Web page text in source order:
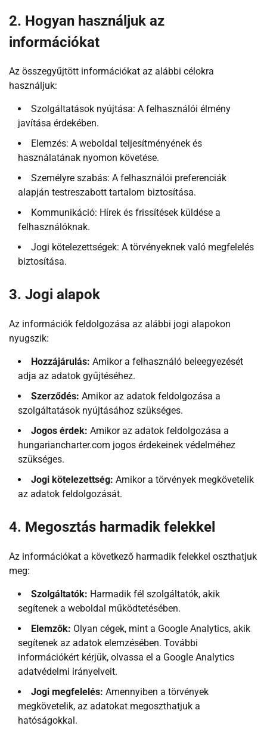
2. Hogyan használjuk az
információkat
Az összegyűjtött információkat az alábbi célokra
használjuk:
Szolgáltatások nyújtása: A felhasználói élmény
javítása érdekében.
Elemzés: A weboldal teljesítményének és
használatának nyomon követése.
Személyre szabás: A felhasználói preferenciák
alapján testreszabott tartalom biztosítása.
Kommunikáció: Hírek és frissítések küldése a
felhasználóknak.
Jogi kötelezettségek: A törvényeknek való megfelelés
biztosítása.
3. Jogi alapok
Az információk feldolgozása az alábbi jogi alapokon
nyugszik:
Hozzájárulás: Amikor a felhasználó beleegyezését
adja az adatok gyűjtéséhez.
Szerződés: Amikor az adatok feldolgozása a
szolgáltatások nyújtásához szükséges.
Jogos érdek: Amikor az adatok feldolgozása a
hungariancharter.com jogos érdekeinek védelméhez
szükséges.
Jogi kötelezettség: Amikor a törvények megkövetelik
az adatok feldolgozását.
4. Megosztás harmadik felekkel
Az információkat a következő harmadik felekkel oszthatjuk
meg:
Szolgáltatók: Harmadik fél szolgáltatók, akik
segítenek a weboldal működtetésében.
Elemzők: Olyan cégek, mint a Google Analytics, akik
segítenek az adatok elemzésében. További
információkért kérjük, olvassa el a Google Analytics
adatvédelmi irányelveit.
Jogi megfelelés: Amennyiben a törvények
megkövetelik, az adatokat megoszthatjuk a
hatóságokkal.